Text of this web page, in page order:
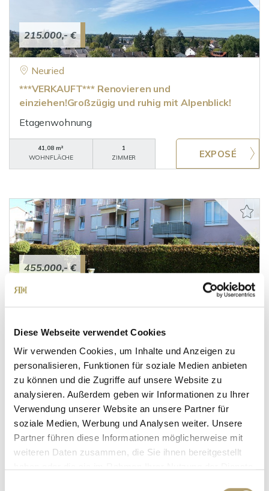
Diese Webseite verwendet Cookies
Wir verwenden Cookies, um Inhalte und Anzeigen zu
personalisieren, Funktionen für soziale Medien anbieten
zu können und die Zugriffe auf unsere Website zu
analysieren. Außerdem geben wir Informationen zu Ihrer
Verwendung unserer Website an unsere Partner für
soziale Medien, Werbung und Analysen weiter. Unsere
Partner führen diese Informationen möglicherweise mit
weiteren Daten zusammen, die Sie ihnen bereitgestellt
215.000,- €
Neuried
***VERKAUFT*** Renovieren und
einziehen!Großzügig und ruhig mit Alpenblick!
Etagenwohnung
41,08 m²
WOHNFLÄCHE
1
ZIMMER
455.000,- €
sehr gute Infrastruktur!
Etagenwohnung
60,23 m²
WOHNFLÄCHE
2
ZIMMER